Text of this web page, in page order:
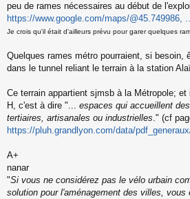
g
e
n
n
u
peu de rames nécessaires au début de
https://www.google.com/maps/@45.749986,
Je crois qu'il était d'ailleurs prévu pour garer quelques
Quelques rames métro pourraient, si besoin,
dans le tunnel reliant le terrain à la station
Ce terrain appartient sjmsb à la Métropole;
H, c'est à dire "... espaces qui accueillent
tertiaires, artisanales ou industrielles." (cf
https://pluh.grandlyon.com/data/
A+
nanar
"Si vous ne considérez pas le vélo urbain
solution pour l'aménagement des villes, vous